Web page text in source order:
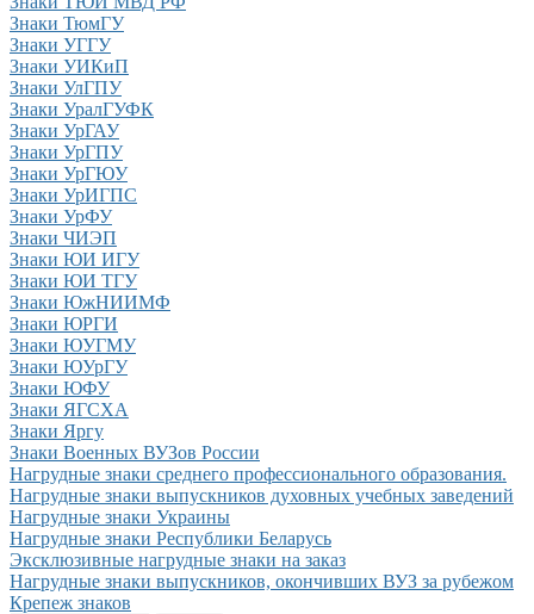
Знаки ТюмГУ
Знаки УГГУ
Знаки УИКиП
Знаки УлГПУ
Знаки УралГУФК
Знаки УрГАУ
Знаки УрГПУ
Знаки УрГЮУ
Знаки УрИГПС
Знаки УрФУ
Знаки ЧИЭП
Знаки ЮИ ИГУ
Знаки ЮИ ТГУ
Знаки ЮжНИИМФ
Знаки ЮРГИ
Знаки ЮУГМУ
Знаки ЮУрГУ
Знаки ЮФУ
Знаки ЯГСХА
Знаки Яргу
Знаки Военных ВУЗов России
Нагрудные знаки cреднего профессионального образования.
Нагрудные знаки выпускников духовных учебных заведений
Нагрудные знаки Украины
Нагрудные знаки Республики Беларусь
Эксклюзивные нагрудные знаки на заказ
Нагрудные знаки выпускников, окончивших ВУЗ за рубежом
Крепеж знаков